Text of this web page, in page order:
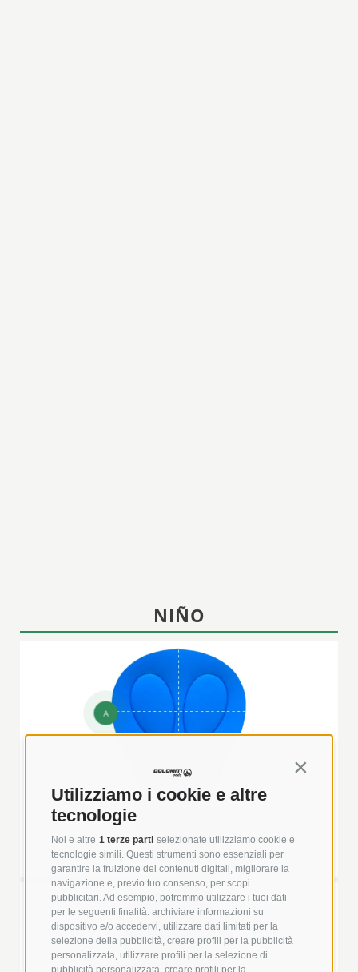
Continua
Utilizziamo i cookie e altre
tecnologie
Noi e altre 1 terze parti selezionate utilizziamo cookie e
tecnologie simili. Questi strumenti sono essenziali per
garantire la fruizione dei contenuti digitali, migliorare la
navigazione e, previo tuo consenso, per scopi
pubblicitari. Ad esempio, potremmo utilizzare i tuoi dati
per le seguenti finalità: archiviare informazioni su
dispositivo e/o accedervi, utilizzare dati limitati per la
selezione della pubblicità, creare profili per la pubblicità
personalizzata, utilizzare profili per la selezione di
pubblicità personalizzata, creare profili per la
NIÑO
A
B
+